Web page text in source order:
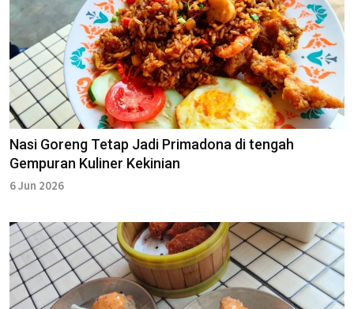
Nasi Goreng Tetap Jadi Primadona di tengah
Gempuran Kuliner Kekinian
6 Jun 2026